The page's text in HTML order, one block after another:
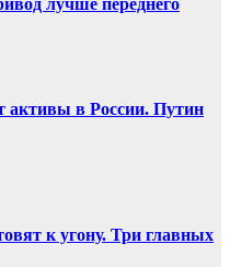
активы в России. Путин
к угону. Три главных